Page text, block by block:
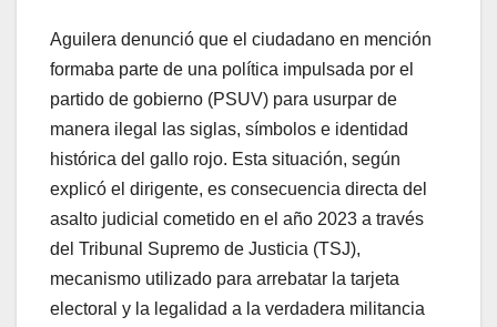
​Aguilera denunció que el ciudadano en mención
formaba parte de una política impulsada por el
partido de gobierno (PSUV) para usurpar de
manera ilegal las siglas, símbolos e identidad
histórica del gallo rojo. Esta situación, según
explicó el dirigente, es consecuencia directa del
asalto judicial cometido en el año 2023 a través
del Tribunal Supremo de Justicia (TSJ),
mecanismo utilizado para arrebatar la tarjeta
electoral y la legalidad a la verdadera militancia